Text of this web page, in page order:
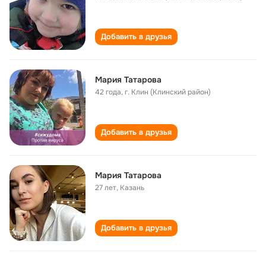
Добавить в друзья
Мария Татарова
42 года,г. Клин (Клинский район)
Добавить в друзья
Мария Татарова
27 лет, Казань
Добавить в друзья